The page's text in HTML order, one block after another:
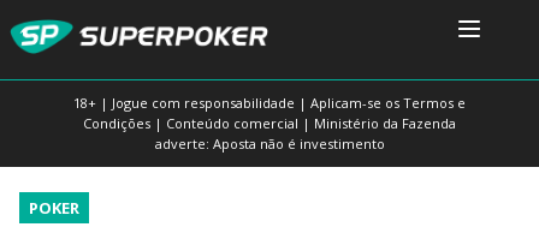
18+ | Jogue com responsabilidade | Aplicam-se os Termos e
Condições | Conteúdo comercial | Ministério da Fazenda
adverte: Aposta não é investimento
POKER